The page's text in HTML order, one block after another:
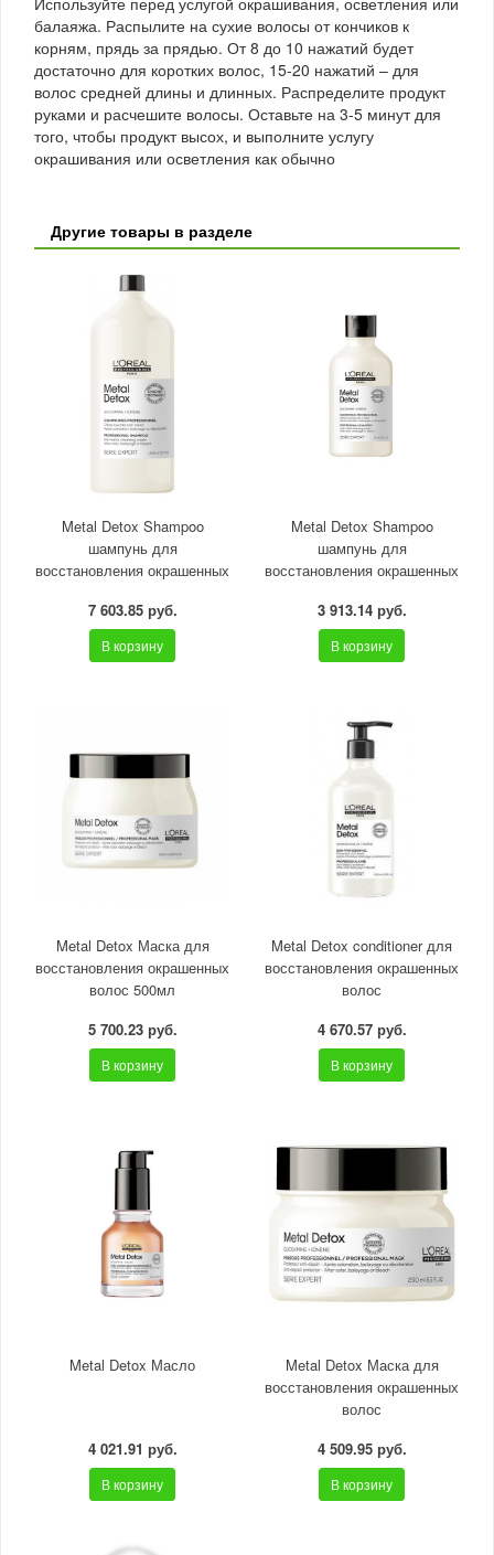
балаяжа. Распылите на сухие волосы от кончиков к
корням, прядь за прядью. От 8 до 10 нажатий будет
достаточно для коротких волос, 15-20 нажатий – для
волос средней длины и длинных. Распределите продукт
руками и расчешите волосы. Оставьте на 3-5 минут для
того, чтобы продукт высох, и выполните услугу
окрашивания или осветления как обычно
Другие товары в разделе
Metal Detox Shampoo
шампунь для
восстановления окрашенных
7 603.85 руб.
В корзину
Metal Detox Shampoo
шампунь для
восстановления окрашенных
3 913.14 руб.
В корзину
Metal Detox Маска для
восстановления окрашенных
волос 500мл
5 700.23 руб.
В корзину
Metal Detox conditioner для
восстановления окрашенных
волос
4 670.57 руб.
В корзину
Metal Detox Масло
4 021.91 руб.
В корзину
Metal Detox Маска для
восстановления окрашенных
волос
4 509.95 руб.
В корзину